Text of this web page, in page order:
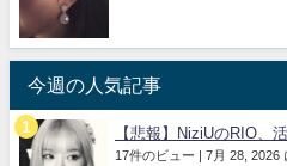
今週の人気記事
【悲報】NiziUのRIO、
17件のビュー | 7月 28, 2026